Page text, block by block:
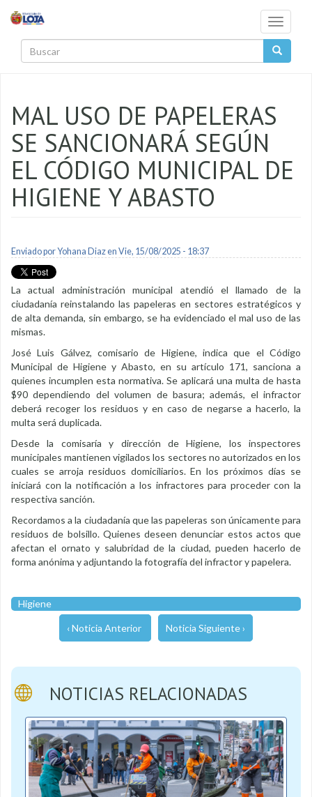
Toggle
MAL USO DE PAPELERAS
SE SANCIONARÁ SEGÚN
EL CÓDIGO MUNICIPAL DE
HIGIENE Y ABASTO
Enviado porYohana Diazen Vie, 15/08/2025 - 18:37
La actual administración municipal atendió el llamado de la
ciudadanía reinstalando las papeleras en sectores estratégicos y
de alta demanda, sin embargo, se ha evidenciado el mal uso de las
mismas.
José Luis Gálvez, comisario de Higiene, indica que el Código
Municipal de Higiene y Abasto, en su artículo 171, sanciona a
quienes incumplen esta normativa. Se aplicará una multa de hasta
$90 dependiendo del volumen de basura; además, el infractor
deberá recoger los residuos y en caso de negarse a hacerlo, la
multa será duplicada.
Desde la comisaría y dirección de Higiene, los inspectores
municipales mantienen vigilados los sectores no autorizados en los
cuales se arroja residuos domiciliarios. En los próximos días se
iniciará con la notificación a los infractores para proceder con la
respectiva sanción.
Recordamos a la ciudadanía que las papeleras son únicamente para
residuos de bolsillo. Quienes deseen denunciar estos actos que
afectan el ornato y salubridad de la ciudad, pueden hacerlo de
forma anónima y adjuntando la fotografía del infractor y papelera.
Higiene
‹ Noticia Anterior Noticia Siguiente ›
NOTICIAS RELACIONADAS